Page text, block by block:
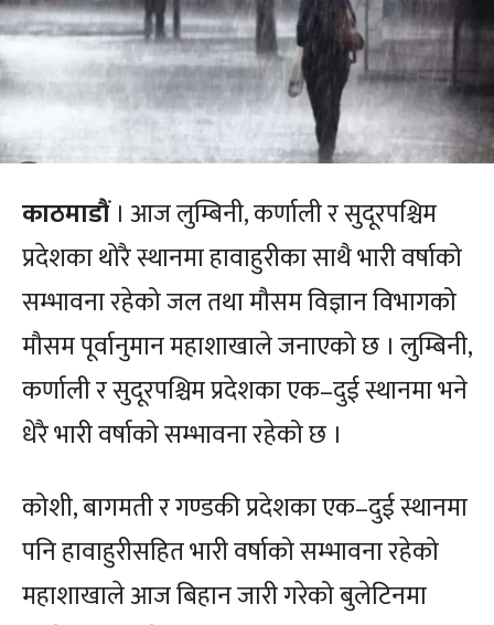
काठमाडौं। आज लुम्बिनी, कर्णाली र सुदूरपश्चिम
प्रदेशका थोरै स्थानमा हावाहुरीका साथै भारी वर्षाको
सम्भावना रहेको जल तथा मौसम विज्ञान विभागको
मौसम पूर्वानुमान महाशाखाले जनाएको छ । लुम्बिनी,
कर्णाली र सुदूरपश्चिम प्रदेशका एक–दुई स्थानमा भने
धेरै भारी वर्षाको सम्भावना रहेको छ ।
कोशी, बागमती र गण्डकी प्रदेशका एक–दुई स्थानमा
पनि हावाहुरीसहित भारी वर्षाको सम्भावना रहेको
महाशाखाले आज बिहान जारी गरेको बुलेटिनमा